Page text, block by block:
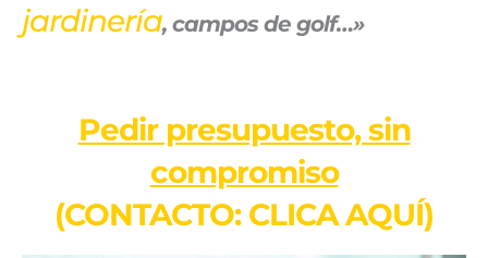
jardinería, campos de golf…»
Pedir presupuesto, sin
compromiso
(CONTACTO: CLICA AQUÍ)